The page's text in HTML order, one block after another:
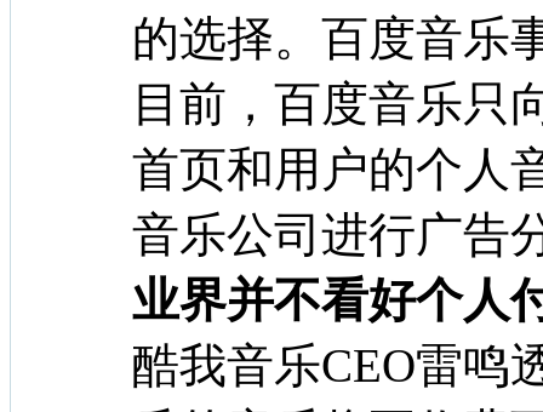
的选择。百度音乐
目前，百度音乐只
首页和用户的个人
音乐公司进行广告
业界并不看好个人
酷我音乐CEO雷鸣